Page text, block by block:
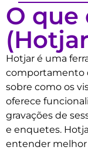
O que
Hotjar é uma
comportamento
sobre como os
oferece
gravações de
e enquetes.
entender